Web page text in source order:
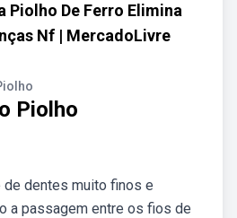
Piolho De Ferro Elimina
Nf | MercadoLivre
Piolho
de dentes muito finos e
a passagem entre os fios de